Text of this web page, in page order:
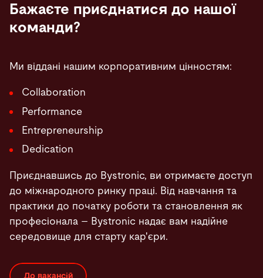
Бажаєте приєднатися до нашої
команди?
Ми віддані нашим корпоративним цінностям:
Collaboration
Performance
Entrepreneurship
Dedication
Приєднавшись до Bystronic, ви отримаєте доступ
до міжнародного ринку праці. Від навчання та
практики до початку роботи та становлення як
професіонала – Bystronic надає вам надійне
середовище для старту кар'єри.